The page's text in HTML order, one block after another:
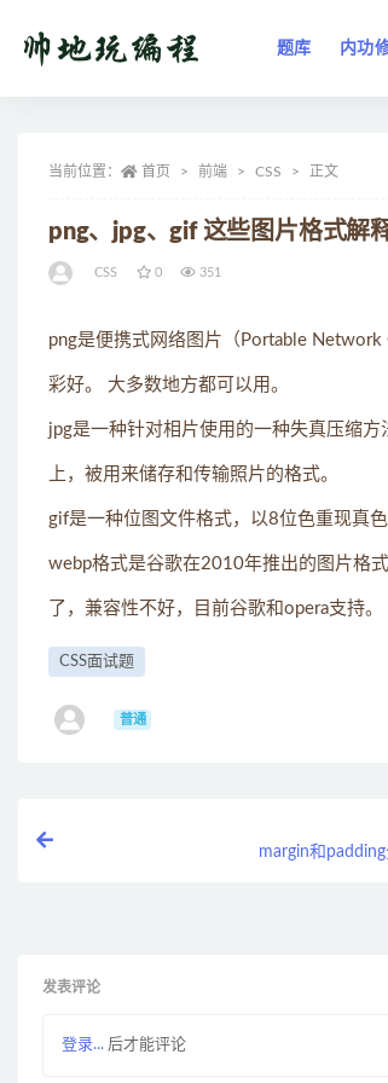
题库 内功
当前位置： 首页 前端 CSS 正文
png、jpg、gif 这些图片格式解
CSS 0 351
png是便携式网络图片（Portable
彩好。 大多数地方都可以用。
jpg是一种针对相片使用的一种失真压缩
上，被用来储存和传输照片的格式。
gif是一种位图文件格式，以8位色重现真
webp格式是谷歌在2010年推出的图片格
了，兼容性不好，目前谷歌和opera支持。
CSS面试题
普通
margin和
发表评论
登录... 后才能评论